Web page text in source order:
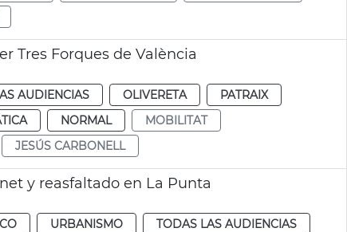
Tres Forques de València
AUDIENCIAS OLIVERETA
PATRAIX
NORMAL
MOBILITAT
JESÚS CARBONELL
y reasfaltado en La Punta
URBANISMO
TODAS LAS AUDIENCIAS